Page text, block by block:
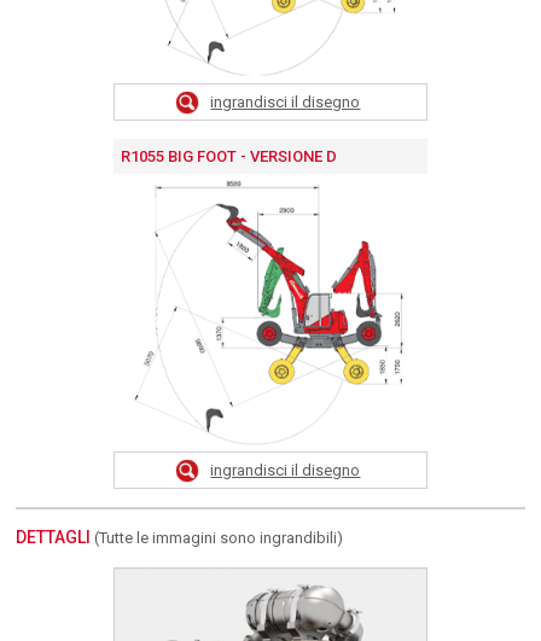
ingrandisci il disegno
R1055 BIG FOOT - VERSIONE D
ingrandisci il disegno
DETTAGLI(Tutte le immagini sono ingrandibili)